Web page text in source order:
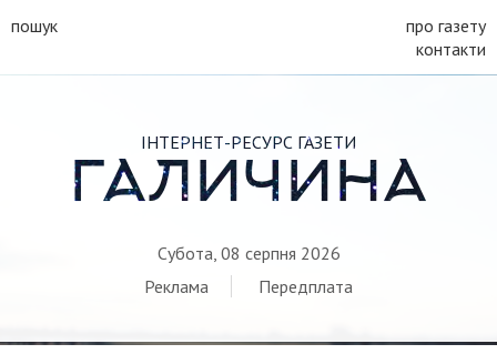
пошук
про газету
контакти
ІНТЕРНЕТ-РЕСУРС ГАЗЕТИ
ГАЛИЧИНА
Субота, 08 серпня 2026
Реклама
Передплата